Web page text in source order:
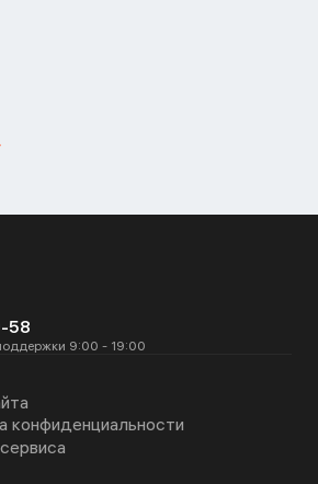
58
9:00 - 19:00
конфиденциальности